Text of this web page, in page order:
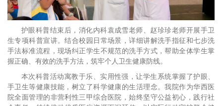
护眼科普结束后，消化内科袁成雪老师、赵珍珍老师开展手卫
生专项科普宣讲。结合校园日常场景，详细讲解洗手指征和七步洗
手法标准流程，现场纠正学生不规范的洗手方式，帮助全体学生掌
握正确、有效的洗手方法，筑牢个人卫生健康防线。
本次科普活动寓教于乐、实用性强，让学生系统掌握了护眼、
手卫生等健康技能，树立了科学健康的生活理念。我院作为华西医
院全面管理的非营利性三甲综合医院，始终坚守公益初心，践行社